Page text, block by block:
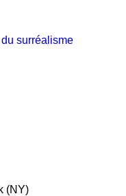
surréalisme
(NY)